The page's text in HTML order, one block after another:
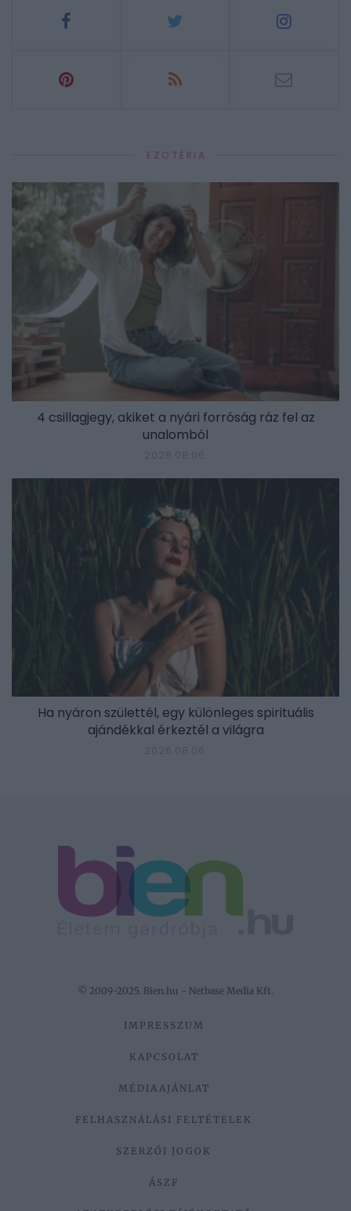
EZOTÉRIA
4 csillagjegy, akiket a nyári forróság ráz fel az
unalomból
Ha nyáron születtél, egy különleges spirituális
ajándékkal érkeztél a világra
© 2009-2025. Bien.hu - Netbase Media Kft.
IMPRESSZUM
KAPCSOLAT
MÉDIAAJÁNLAT
FELHASZNÁLÁSI FELTÉTELEK
SZERZŐI JOGOK
ÁSZF